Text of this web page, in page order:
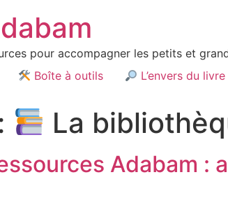
pour accompagner les petits et
Boîte à outils L’envers du livre
La
Adabam :